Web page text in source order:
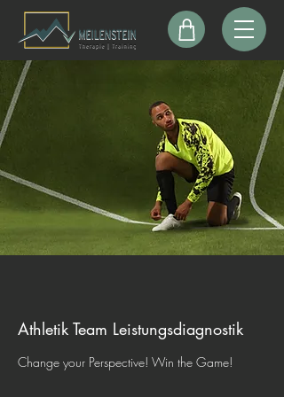
Athletik Team Leistungsdiagnostik
Change your Perspective! Win the Game!